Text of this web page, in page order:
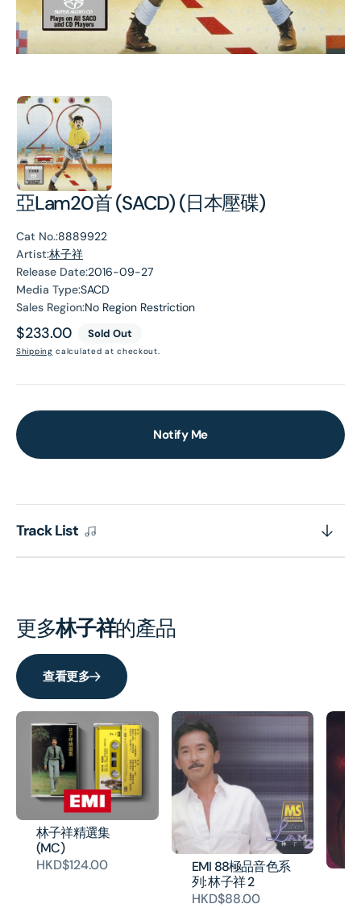
亞Lam20首 (SACD) (日本壓碟)
Cat No.:8889922
Artist:林子祥
Release Date:2016-09-27
Media Type:SACD
Sales Region:No Region Restriction
Regular
price
$233.00 Sold Out
Shipping calculated at checkout.
Notify Me
Track List
更多林子祥的產品
查看更多
林子祥精選集
(MC)
HKD$124.00
EMI 88極品音色系
列: 林子祥 2
HKD$88.00